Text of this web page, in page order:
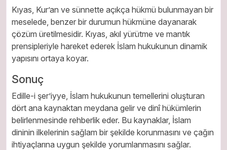
Kıyas, Kur’an ve sünnette açıkça hükmü bulunmayan bir
meselede, benzer bir durumun hükmüne dayanarak
çözüm üretilmesidir. Kıyas, akıl yürütme ve mantık
prensipleriyle hareket ederek İslam hukukunun dinamik
yapısını ortaya koyar.
Sonuç
Edille-i şer’iyye, İslam hukukunun temellerini oluşturan
dört ana kaynaktan meydana gelir ve dinî hükümlerin
belirlenmesinde rehberlik eder. Bu kaynaklar, İslam
dininin ilkelerinin sağlam bir şekilde korunmasını ve çağın
ihtiyaçlarına uygun şekilde yorumlanmasını sağlar.